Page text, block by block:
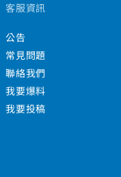
客服資訊
公告
常見問題
聯絡我們
我要爆料
我要投稿